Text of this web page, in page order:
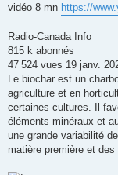
a
vidéo 8 mn https://
Radio-Canada Info
815 k abonnés
47 524 vues 19 janv.
Le biochar est un
agriculture et en
certaines cultures. Il
éléments minéraux et
une grande variabilité
matière première et des